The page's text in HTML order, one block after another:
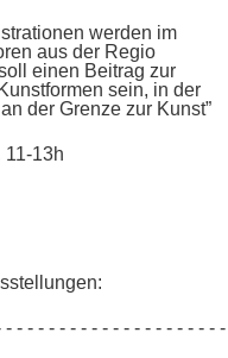
werden im
aus der Regio
einen Beitrag zur
sein, in der
der Grenze zur Kunst”
11-13h
- - - - - - - - - - - - - - - - - - - -